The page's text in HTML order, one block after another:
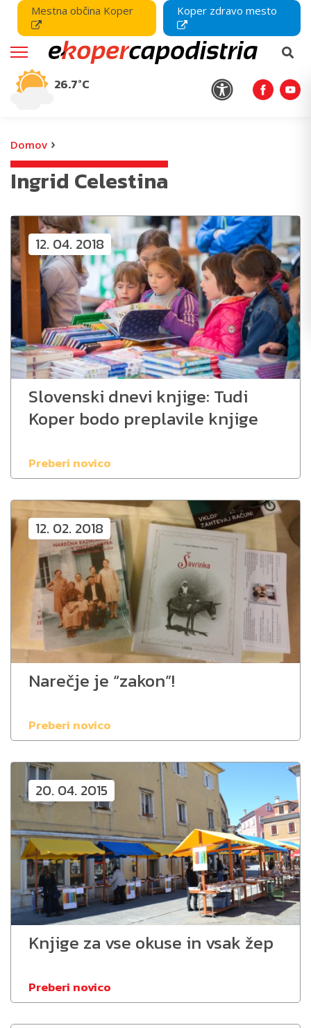
Mestna občina Koper Koper zdravo mesto
26.7°C
Domov ›
Ingrid Celestina
12. 04. 2018
Slovenski dnevi knjige: Tudi
Koper bodo preplavile knjige
Preberi novico
12. 02. 2018
Narečje je “zakon”!
Preberi novico
20. 04. 2015
Knjige za vse okuse in vsak žep
Preberi novico